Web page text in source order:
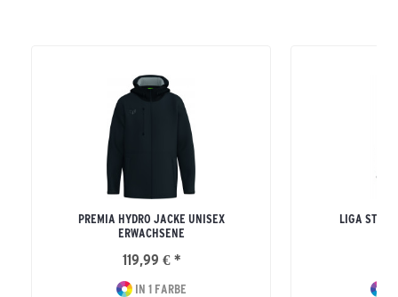
PREMIA HYDRO JACKE UNISEX
ERWACHSENE
119,99 € *
IN 1 FARBE
LIGA STAR